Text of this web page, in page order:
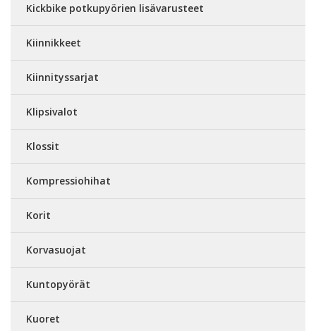
Kickbike potkupyörien lisävarusteet
Kiinnikkeet
Kiinnityssarjat
Klipsivalot
Klossit
Kompressiohihat
Korit
Korvasuojat
Kuntopyörät
Kuoret